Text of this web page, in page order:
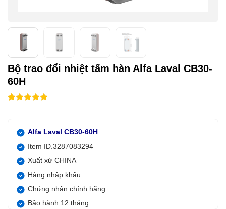
Bộ trao đổi nhiệt tấm hàn Alfa Laval CB30-
60H
5.00trên 5
1
Alfa Laval CB30-60H
Item ID.3287083294
Xuất xứ CHINA
Hàng nhập khẩu
Chứng nhận chính hãng
Bảo hành 12 tháng